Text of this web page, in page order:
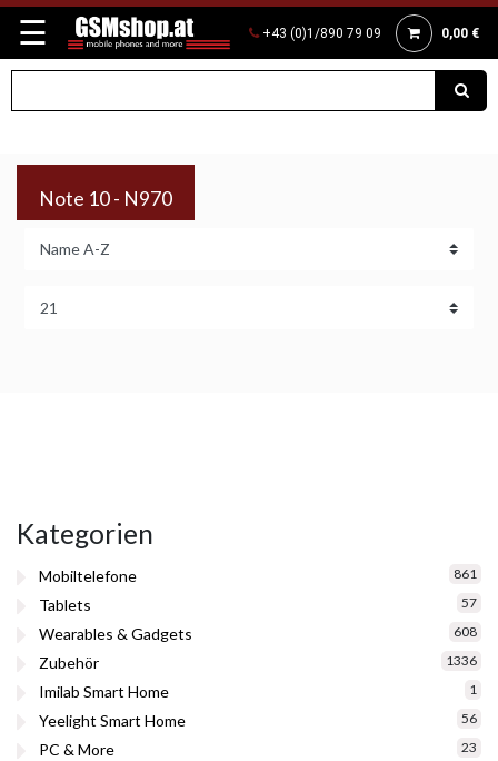
☰ +43 (0)1/890 79 09 0,00 €
Note 10 - N970
Kategorien
Mobiltelefone 861
Tablets 57
Wearables & Gadgets 608
Zubehör 1336
Imilab Smart Home 1
Yeelight Smart Home 56
PC & More 23